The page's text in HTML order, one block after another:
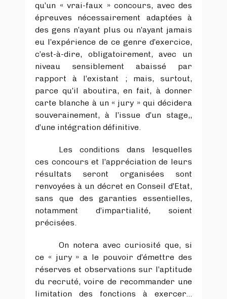
qu’un « vrai-faux » concours, avec des
épreuves nécessairement adaptées à
des gens n’ayant plus ou n’ayant jamais
eu l’expérience de ce genre d’exercice,
c’est-à-dire, obligatoirement, avec un
niveau sensiblement abaissé par
rapport à l’existant ; mais, surtout,
parce qu’il aboutira, en fait, à donner
carte blanche à un « jury » qui décidera
souverainement, à l’issue d’un stage,,
d’une intégration définitive.
Les conditions dans lesquelles
ces concours et l’appréciation de leurs
résultats seront organisées sont
renvoyées à un décret en Conseil d’Etat,
sans que des garanties essentielles,
notamment d’impartialité, soient
précisées.
On notera avec curiosité que, si
ce « jury » a le pouvoir d’émettre des
réserves et observations sur l’aptitude
du recruté, voire de recommander une
limitation des fonctions à exercer…